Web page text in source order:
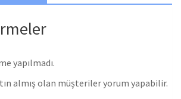
yapılmadı.
almış olan müşteriler yorum yapabilir.